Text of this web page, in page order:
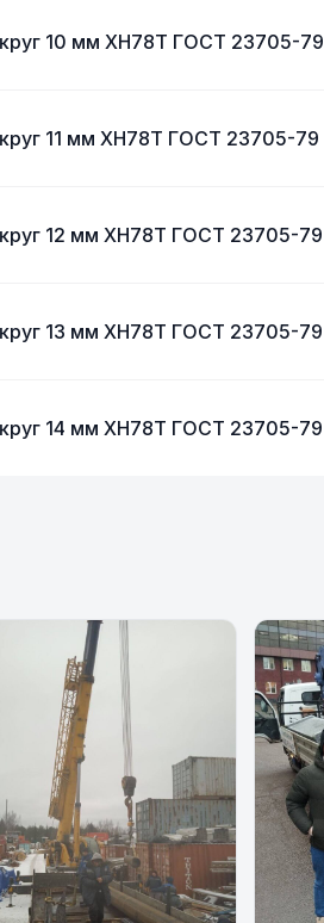
10 мм ХН78Т ГОСТ 23705-79
11 мм ХН78Т ГОСТ 23705-79
12 мм ХН78Т ГОСТ 23705-79
13 мм ХН78Т ГОСТ 23705-79
14 мм ХН78Т ГОСТ 23705-79